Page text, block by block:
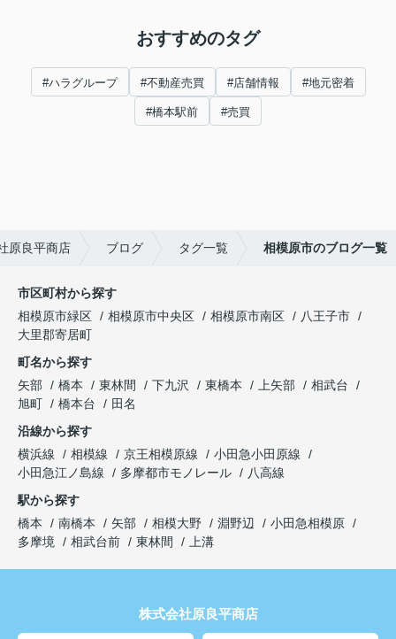
おすすめのタグ
#ハラグループ #不動産売買 #店舗情報 #地元密着
#橋本駅前 #売買
原良平商店 ブログ タグ一覧 相模原市のブログ一覧
市区町村から探す
相模原市緑区
相模原市中央区 相模原市南区
八王子市
大里郡寄居町
町名から探す
矢部
橋本 東林間 下九沢 東橋本 上矢部
相武台
旭町
橋本台
田名
沿線から探す
横浜線
相模線 京王相模原線
小田急小田原線
小田急江ノ島線
多摩都市モノレール
八高線
駅から探す
橋本
南橋本 矢部 相模大野 淵野辺
小田急相模原
多摩境
相武台前 東林間 上溝
株式会社原良平商店